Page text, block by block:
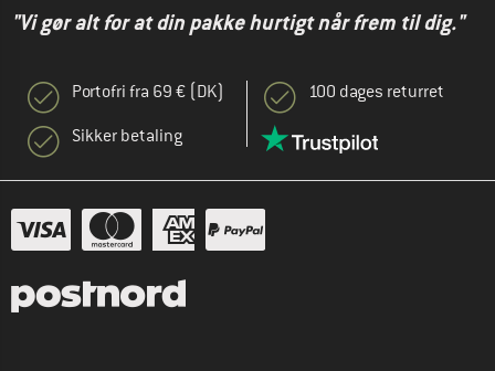
"Vi gør alt for at din pakke hurtigt når frem til dig."
Portofri fra 69 € (DK)
Sikker betaling
100 dages returret